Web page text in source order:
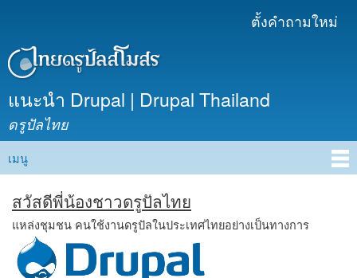
เนื้อหา
ตั้งคำถามใหม่
แนะนำ Drupal | Drupal Thailand
ดรูปัลไทย
Main menu
เมนู
สวัสดีพี่น้องชาวดรูปัลไทย
แหล่งชุมชน คนใช้งานดรูปัลในประเทศไทยอย่างเป็นทางการ